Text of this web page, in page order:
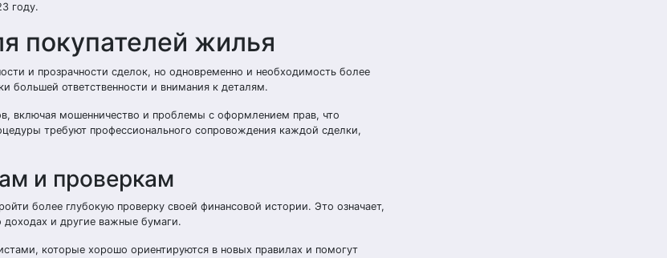
году.
покупателей жилья
и прозрачности сделок, но одновременно и необходимость более
большей ответственности и внимания к деталям.
включая мошенничество и проблемы с оформлением прав, что
требуют профессионального сопровождения каждой сделки,
и проверкам
более глубокую проверку своей финансовой истории. Это означает,
доходах и другие важные бумаги.
которые хорошо ориентируются в новых правилах и помогут